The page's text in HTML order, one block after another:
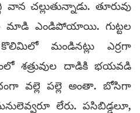
చల్లుతున్నాడు. తూరువు
మాడి ఎండిపోయాయి. గుట్టల
మండినట్లు ఎర్రగా
శత్రువుల దాడికి భయవడి
వల్లె పల్లె అంతా. బోసిగా
లేరు. పసిబిడ్డలూ,